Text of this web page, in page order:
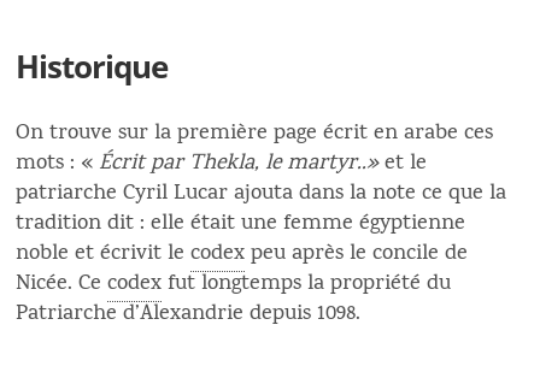
Historique
On trouve sur la première page écrit en arabe ces
mots : « Écrit par Thekla, le martyr..»et le
patriarche Cyril Lucar ajouta dans la note ce que la
tradition dit : elle était une femme égyptienne
noble et écrivit lecodexpeu après le concile de
Nicée. Cecodexfut longtemps la propriété du
Patriarche d’Alexandrie depuis 1098.